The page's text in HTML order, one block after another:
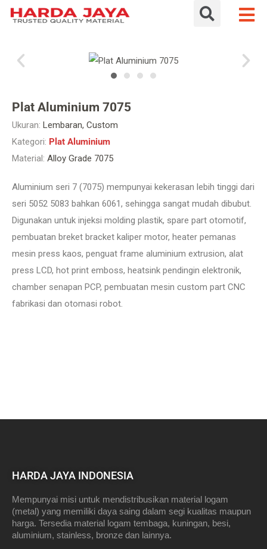
Plat Aluminium 7075
Ukuran: Lembaran, Custom
Kategori: Plat Aluminium
Material: Alloy Grade 7075
Aluminium seri 7 (7075) mempunyai kekerasan lebih tinggi dari
seri 5052 5083 bahkan 6061, sehingga sangat mudah dibubut.
Digunakan untuk injeksi molding plastik, spare part otomotif,
pembuatan breket bracket kaliper motor, heater pemanas
mesin press kaos, penguat frame aluminium extrusion, alat
press LCD, hot print emboss, heatsink pendingin elektronik,
chamber senapan PCP, pembuatan mesin custom part CNC
fabrikasi dan otomasi robot.
HARDA JAYA INDONESIA
Mempunyai misi untuk mendistribusikan material logam
(metal) yang memiliki daya saing dalam segi kualitas maupun
harga. Tersedia material logam tembaga, kuningan, besi,
aluminium, stainless, bronze dan lainnya.